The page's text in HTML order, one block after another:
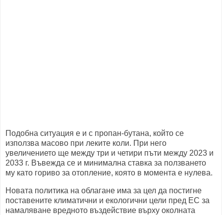
Подобна ситуация е и с пропан-бутана, който се
използва масово при леките коли. При него
увеличението ще между три и четири пъти между 2023 и
2033 г. Въвежда се и минимална ставка за ползването
му като гориво за отопление, която в момента е нулева.
Новата политика на облагане има за цел да постигне
поставените климатични и екологични цели пред ЕС за
намаляване вредното въздействие върху околната